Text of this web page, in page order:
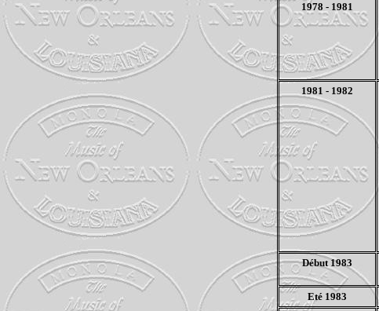
1978 - 1981
1981 - 1982
Début 1983
Eté 1983